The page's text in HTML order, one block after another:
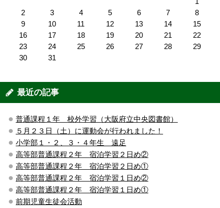
2
3 4 5 6 7
8
9
10 11 12 13 14
15
16
17 18 19 20 21
22
23
24 25 26 27 28
29
30
31
最近の記事
普通課程１年 校外学習（大阪府立中央図書館）
５月２３日（土）に運動会が行われました！
小学部１・２、３・４年生 遠足
高等部普通課程２年 宿泊学習２日め②
高等部普通課程２年 宿泊学習２日め①
高等部普通課程２年 宿泊学習１日め②
高等部普通課程２年 宿泊学習１日め①
前期児童生徒会活動